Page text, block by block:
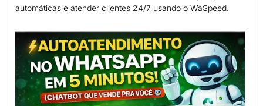
automáticas e atender clientes 24/7 usando o WaSpeed.